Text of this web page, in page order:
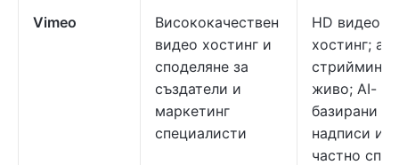
Vimeo
Висококачествен
видео хостинг и
споделяне за
създатели и
маркетинг
специалисти
HD видео
хостинг;
стрийминг
живо; AI-
базирани
надписи и
частно